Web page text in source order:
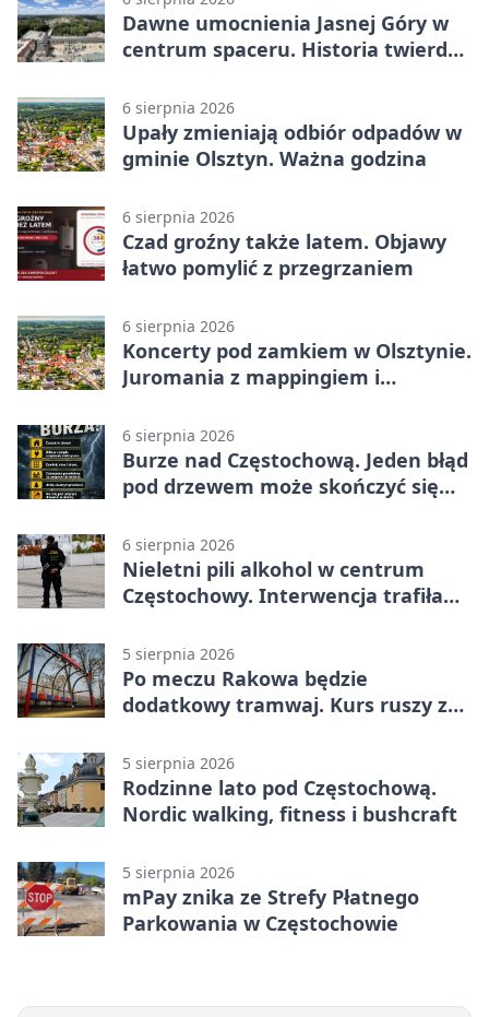
Dawne umocnienia Jasnej Góry w
centrum spaceru. Historia twierdzy
6 sierpnia 2026
Upały zmieniają odbiór odpadów w
gminie Olsztyn. Ważna godzina
6 sierpnia 2026
Czad groźny także latem. Objawy
łatwo pomylić z przegrzaniem
6 sierpnia 2026
Koncerty pod zamkiem w Olsztynie.
Juromania z mappingiem i
6 sierpnia 2026
Burze nad Częstochową. Jeden błąd
pod drzewem może skończyć się
6 sierpnia 2026
Nieletni pili alkohol w centrum
Częstochowy. Interwencja trafiła
5 sierpnia 2026
Po meczu Rakowa będzie
dodatkowy tramwaj. Kurs ruszy ze
5 sierpnia 2026
Rodzinne lato pod Częstochową.
Nordic walking, fitness i bushcraft
5 sierpnia 2026
mPay znika ze Strefy Płatnego
Parkowania w Częstochowie